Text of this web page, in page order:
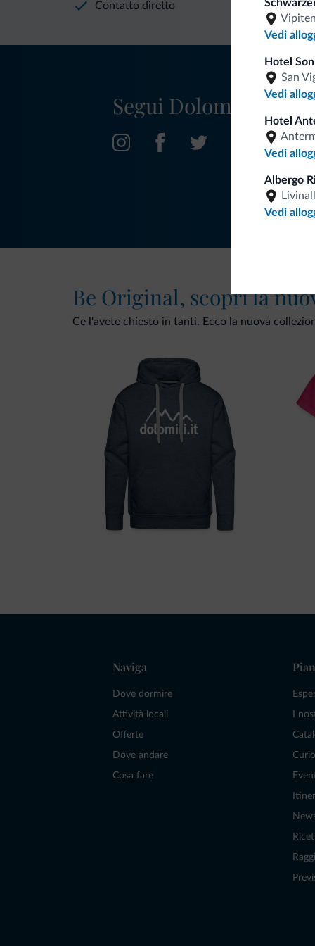
Vedi
Hotel
San
Vedi
Hotel
Vedi
Albergo
Vedi
Contatto diretto
Segui Dolomiti.it
Be Original, scopri la
Ce l'avete chiesto in tanti. Ecco la nuova
Naviga
Dove dormire
Attività locali
Offerte
Dove andare
Cosa fare
I